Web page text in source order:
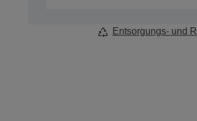
Entsorgungs- und